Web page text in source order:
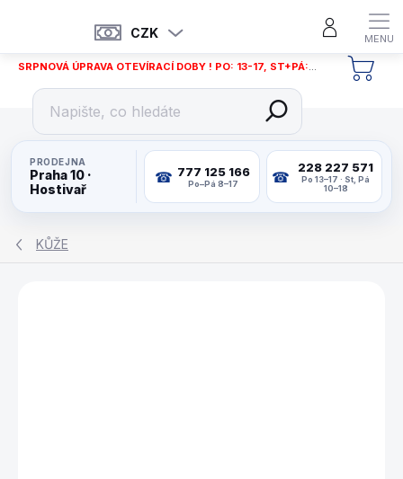
CZK
SRPNOVÁ ÚPRAVA OTEVÍRACÍ DOBY ! PO: 13-17, ST+PÁ: 12-18
PRODEJNA
Praha 10 ·
Hostivař
777 125 166
Po–Pá 8–17
228 227 571
Po 13–17 · St, Pá
10–18
KŮŽE